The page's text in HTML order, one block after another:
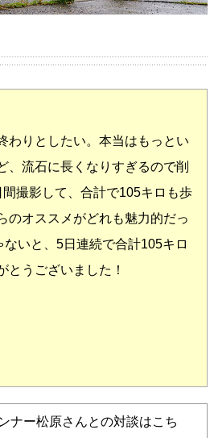
わりとしたい。本当はもっとい
、流石に長くなりすぎるので削
撮影して、合計で105キロも歩
のオススメがどれも魅力的だっ
いと、5日連続で合計105キロ
とうございました！
ナー松原さんとの対談はこち